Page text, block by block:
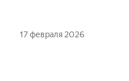
17 февраля 2026